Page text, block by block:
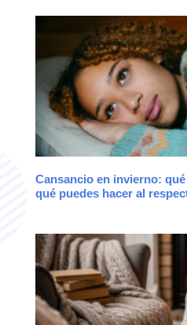
Cansancio en invierno:
qué puedes hacer al